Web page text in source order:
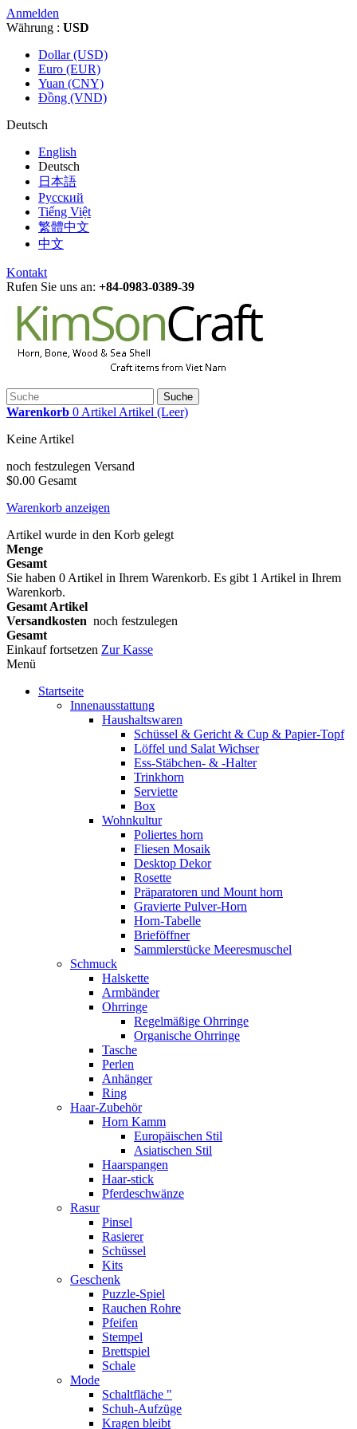
Anmelden
Währung : USD
Dollar (USD)
Euro (EUR)
Yuan (CNY)
Đồng (VND)
Deutsch
English
Deutsch
日本語
Русский
Tiếng Việt
繁體中文
中文
Kontakt
Rufen Sie uns an: +84-0983-0389-39
Suche
Warenkorb 0 Artikel Artikel (Leer)
Keine Artikel
noch festzulegen Versand
$0.00 Gesamt
Warenkorb anzeigen
Artikel wurde in den Korb gelegt
Menge
Gesamt
Sie haben 0 Artikel in Ihrem Warenkorb. Es gibt 1 Artikel in Ihrem
Warenkorb.
Gesamt Artikel
Versandkosten noch festzulegen
Gesamt
Einkauf fortsetzen Zur Kasse
Menü
Startseite
Innenausstattung
Haushaltswaren
Schüssel & Gericht & Cup & Papier-Topf
Löffel und Salat Wichser
Ess-Stäbchen- & -Halter
Trinkhorn
Serviette
Box
Wohnkultur
Poliertes horn
Fliesen Mosaik
Desktop Dekor
Rosette
Präparatoren und Mount horn
Gravierte Pulver-Horn
Horn-Tabelle
Brieföffner
Sammlerstücke Meeresmuschel
Schmuck
Halskette
Armbänder
Ohrringe
Regelmäßige Ohrringe
Organische Ohrringe
Tasche
Perlen
Anhänger
Ring
Haar-Zubehör
Horn Kamm
Europäischen Stil
Asiatischen Stil
Haarspangen
Haar-stick
Pferdeschwänze
Rasur
Pinsel
Rasierer
Schüssel
Kits
Geschenk
Puzzle-Spiel
Rauchen Rohre
Pfeifen
Stempel
Brettspiel
Schale
Mode
Schaltfläche "
Schuh-Aufzüge
Kragen bleibt